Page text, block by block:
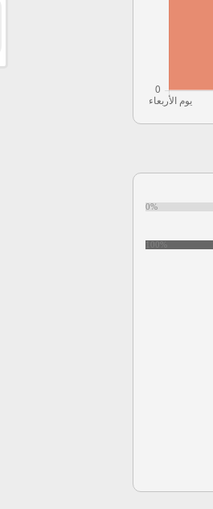
0%
100%